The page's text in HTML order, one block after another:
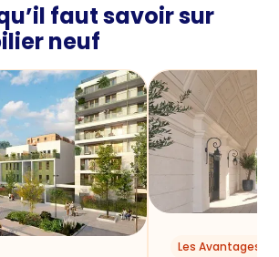
faut savoir sur
neuf
Les Avantages